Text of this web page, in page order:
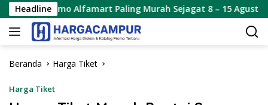
Langsung
ke
konten
Headline
Alfamart Paling Murah Sejagat 8 – 15 Agustus 2026
Beranda Harga Tiket
Harga Tiket